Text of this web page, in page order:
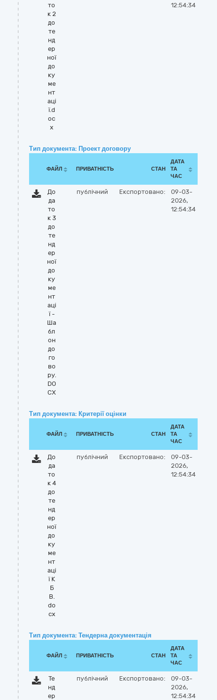
то
к 2
до
те
нд
ер
ної
до
ку
ме
нт
аці
ї.d
oc
x
12:54:34
Тип документа: Проект договору
ФАЙЛ ПРИВАТНІСТЬ СТАН
ДАТА
ТА
ЧАС
До
да
то
к 3
до
те
нд
ер
ної
до
ку
ме
нт
аці
ї -
Ша
бл
он
до
го
во
ру.
DO
CX
публічний Експортовано:
09-03-
2026,
12:54:34
Тип документа: Критерії оцінки
ФАЙЛ ПРИВАТНІСТЬ СТАН
ДАТА
ТА
ЧАС
До
да
то
к 4
до
те
нд
ер
ної
до
ку
ме
нт
аці
ї К
Б
В.
do
cx
публічний Експортовано:
09-03-
2026,
12:54:34
Тип документа: Тендерна документація
ФАЙЛ ПРИВАТНІСТЬ СТАН
ДАТА
ТА
ЧАС
Те
нд
ер
публічний Експортовано:
09-03-
2026,
12:54:34